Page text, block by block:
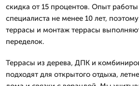
скидка от 15 процентов. Опыт
специалиста не менее 10 лет,
террасы и монтаж террасы
переделок.
Террасы из дерева, ДПК и
подходят для открытого отдыха,